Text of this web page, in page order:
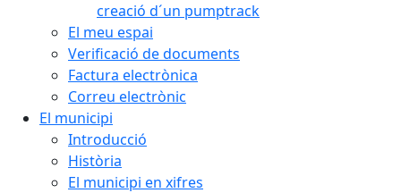
creació d´un pumptrack
El meu espai
Verificació de documents
Factura electrònica
Correu electrònic
El municipi
Introducció
Història
El municipi en xifres